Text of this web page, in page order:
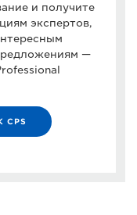
и получите
экспертов,
—